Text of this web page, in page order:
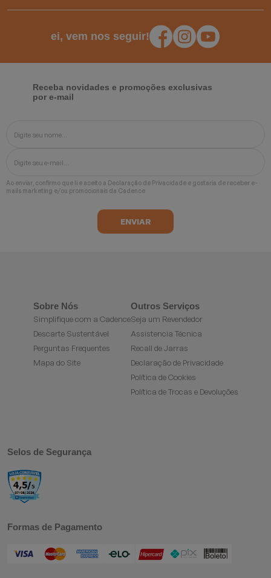
ei, vem nos seguir!
Receba novidades e promoções exclusivas
por e-mail
Ao enviar, confirmo que li e aceito a Declaração de Privacidade e gostaria de receber e-
mails marketing e/ou promocionais da Cadence
Sobre Nós
Simplifique com a Cadence
Descarte Sustentável
Perguntas Frequentes
Mapa do Site
Outros Serviços
Seja um Revendedor
Assistencia Técnica
Recall de Jarras
Declaração de Privacidade
Política de Cookies
Política de Trocas e Devoluções
Selos de Segurança
Formas de Pagamento